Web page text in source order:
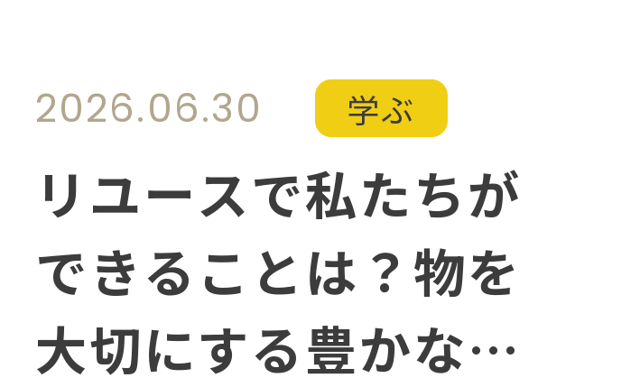
2026.06.30 学ぶ
リユースで私たちが
できることは？物を
大切にする豊かなく